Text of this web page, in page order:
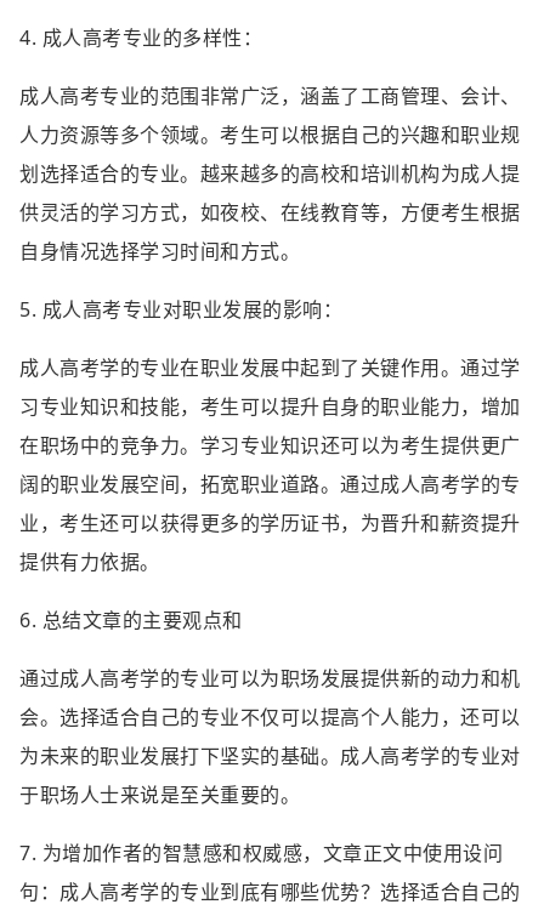
4. 成人高考专业的多样性：
成人高考专业的范围非常广泛，涵盖了工商管理、会计、
人力资源等多个领域。考生可以根据自己的兴趣和职业规
划选择适合的专业。越来越多的高校和培训机构为成人提
供灵活的学习方式，如夜校、在线教育等，方便考生根据
自身情况选择学习时间和方式。
5. 成人高考专业对职业发展的影响：
成人高考学的专业在职业发展中起到了关键作用。通过学
习专业知识和技能，考生可以提升自身的职业能力，增加
在职场中的竞争力。学习专业知识还可以为考生提供更广
阔的职业发展空间，拓宽职业道路。通过成人高考学的专
业，考生还可以获得更多的学历证书，为晋升和薪资提升
提供有力依据。
6. 总结文章的主要观点和
通过成人高考学的专业可以为职场发展提供新的动力和机
会。选择适合自己的专业不仅可以提高个人能力，还可以
为未来的职业发展打下坚实的基础。成人高考学的专业对
于职场人士来说是至关重要的。
7. 为增加作者的智慧感和权威感，文章正文中使用设问
句：成人高考学的专业到底有哪些优势？选择适合自己的